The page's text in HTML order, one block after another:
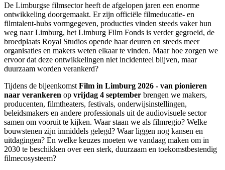
De Limburgse filmsector heeft de afgelopen jaren een enorme
ontwikkeling doorgemaakt. Er zijn officiële filmeducatie- en
filmtalent-hubs vormgegeven, producties vinden steeds vaker hun
weg naar Limburg, het Limburg Film Fonds is verder gegroeid, de
broedplaats Royal Studios opende haar deuren en steeds meer
organisaties en makers weten elkaar te vinden. Maar hoe zorgen we
ervoor dat deze ontwikkelingen niet incidenteel blijven, maar
duurzaam worden verankerd?
Tijdens de bijeenkomst Film in Limburg 2026 - van pionieren
naar verankeren op vrijdag 4 september brengen we makers,
producenten, filmtheaters, festivals, onderwijsinstellingen,
beleidsmakers en andere professionals uit de audiovisuele sector
samen om vooruit te kijken. Waar staan we als filmregio? Welke
bouwstenen zijn inmiddels gelegd? Waar liggen nog kansen en
uitdagingen? En welke keuzes moeten we vandaag maken om in
2030 te beschikken over een sterk, duurzaam en toekomstbestendig
filmecosysteem?